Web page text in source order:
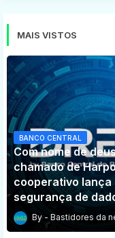
MAIS VISTOS
BANCO CENTRAL
Com nome de
chamado de
cooperativo lança
segurança de
Bastidores da